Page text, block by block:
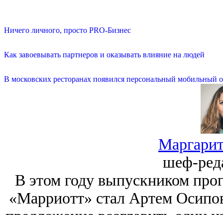
Ничего личного, просто PRO-Бизнес
Как завоевывать партнеров и оказывать влияние на людей
В московских ресторанах появился персональный мобильный
шеф-
В этом году выпускником
«Марриотт» стал Артем